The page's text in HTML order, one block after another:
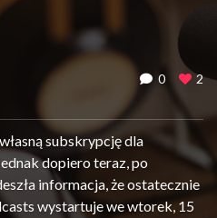
0 2
subskrypcję dla
dopiero teraz, po
informacja, że ostatecznie
wystartuje we wtorek, 15